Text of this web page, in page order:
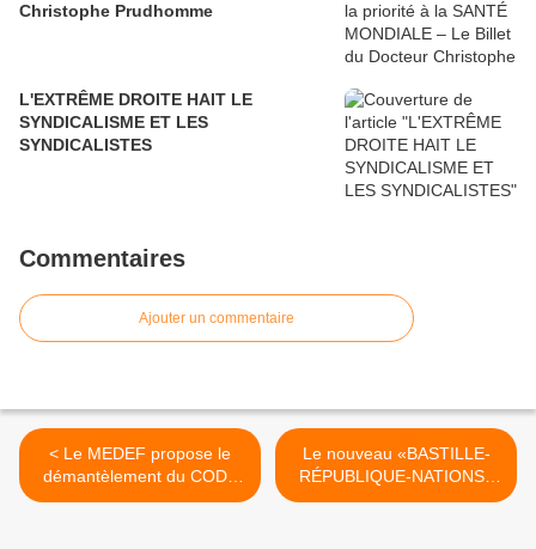
Christophe Prudhomme
L'EXTRÊME DROITE HAIT LE
SYNDICALISME ET LES
SYNDICALISTES
Commentaires
Ajouter un commentaire
< Le MEDEF propose le
démantèlement du CODE
DU TRAVAIL !
Le nouveau «BASTILLE-
RÉPUBLIQUE-NATIONS»
[n°40 du 23 septembre